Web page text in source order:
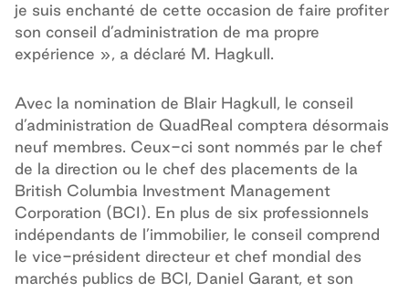
je suis enchanté de cette occasion de faire profiter
son conseil d’administration de ma propre
expérience », a déclaré M. Hagkull.
Avec la nomination de Blair Hagkull, le conseil
d’administration de QuadReal comptera désormais
neuf membres. Ceux-ci sont nommés par le chef
de la direction ou le chef des placements de la
British Columbia Investment Management
Corporation (BCI). En plus de six professionnels
indépendants de l’immobilier, le conseil comprend
le vice-président directeur et chef mondial des
marchés publics de BCI, Daniel Garant, et son